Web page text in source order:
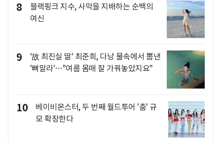
8
블랙핑크 지수, 사막을 지배하는 순백의
여신
9
'故 최진실 딸' 최준희, 다낭 물속에서 뽐낸
'뼈말라'…"여름 몸매 잘 가꿔놓았지요"
10
베이비몬스터, 두 번째 월드투어 '춤' 규
모 확장한다